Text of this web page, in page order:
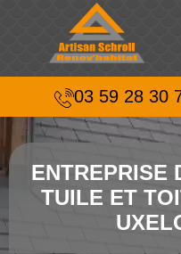
03 59 28 30
ENTREPRISE
TUILE ET